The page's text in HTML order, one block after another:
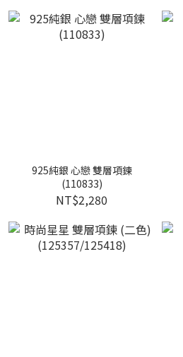
925純銀 心戀 雙層項鍊
(110833)
NT$2,280